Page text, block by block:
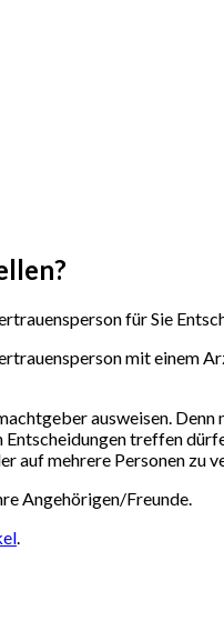
für Sie
mit einem
ausweisen.
treffen
auf mehrere Personen zu
Angehörigen/Freunde.
.